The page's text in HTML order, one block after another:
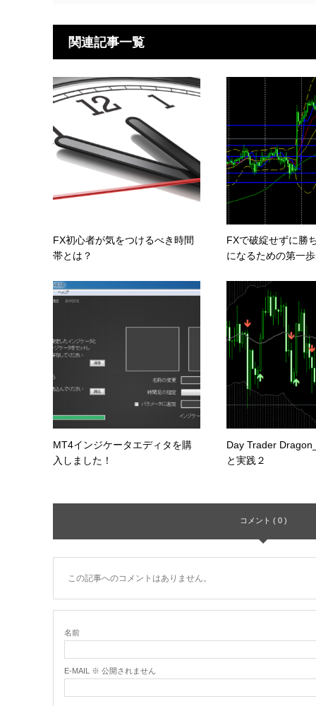
関連記事一覧
FX初心者が気をつけるべき時間
帯とは？
FXで破綻せずに勝
になるための第一歩
MT4インジケータエディタを購
入しました！
Day Trader
と実践２
コメント ( 0 )
この記事へのコメントはありません。
名前
E-MAIL ※ 公開されません